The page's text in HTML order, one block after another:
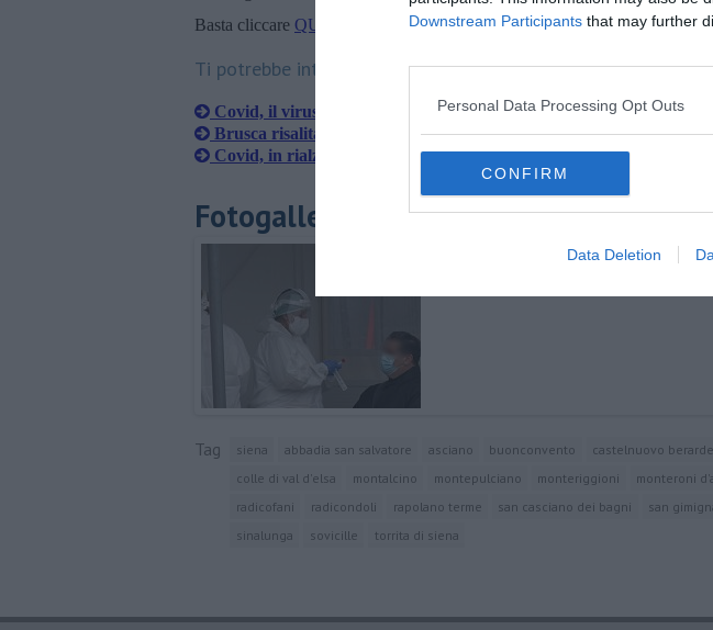
Downstream Participants that may further
Personal Data Processing Opt Outs
CONFIRM
Data Deletion
Basta cliccare QUI
Ti potrebbe interessare anche:
Covid, il virus colpisce più di 80 senesi
Brusca risalita per il Covid, 127 casi nel Senese
Covid, in rialzo i contagi in tutta la provincia
Fotogallery
Tag siena abbadia san salvatore asciano buonconvento castelnuovo
colle di val d'elsa
montalcino montepulciano monteriggioni monteroni
radicofani
radicondoli rapolano terme san casciano dei bagni san
sinalunga
sovicille torrita di siena